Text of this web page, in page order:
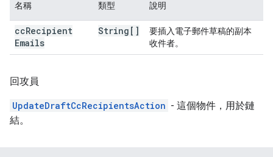
名稱 類型 說明
ccRecipient
Emails
String[]
要插入電子郵件草稿的副本
收件者。
回攻員
UpdateDraftCcRecipientsAction - 這個物件，用於鏈
結。